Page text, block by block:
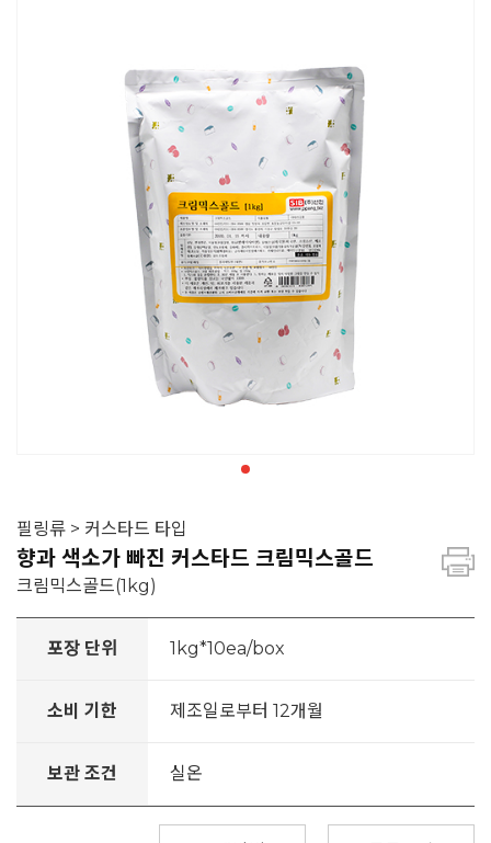
필링류 > 커스타드 타입
향과 색소가 빠진 커스타드 크림믹스골드
크림믹스골드(1kg)
포장 단위 1kg*10ea/box
소비 기한 제조일로부터 12개월
보관 조건 실온